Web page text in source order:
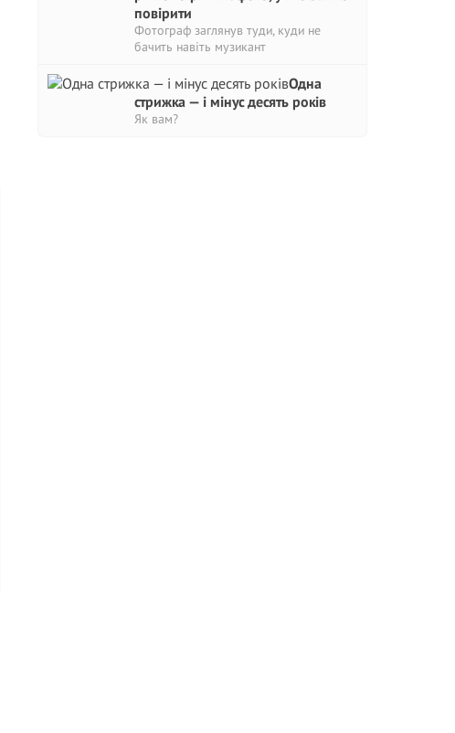
повірити
Фотограф заглянув туди, куди не
бачить навіть музикант
Одна
стрижка — і мінус десять років
Як вам?